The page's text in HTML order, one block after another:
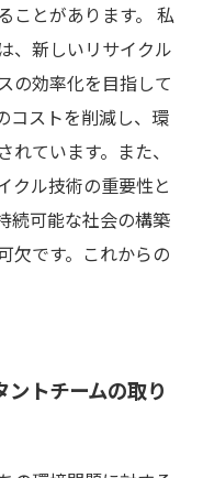
ことがあります。 私
、新しいリサイクル
の効率化を目指して
コストを削減し、環
ています。また、
クル技術の重要性と
続可能な社会の構築
欠です。これからの
トチームの取り